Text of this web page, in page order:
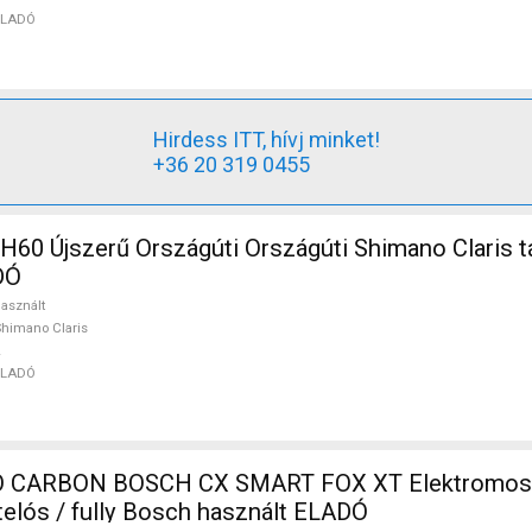
Hirdess ITT, hívj minket!
+36 20 319 0455
Országúti Shimano Claris tárcsafék
Claris
CARBON BOSCH CX SMART FOX XT
/ fully Bosch használt ELADÓ